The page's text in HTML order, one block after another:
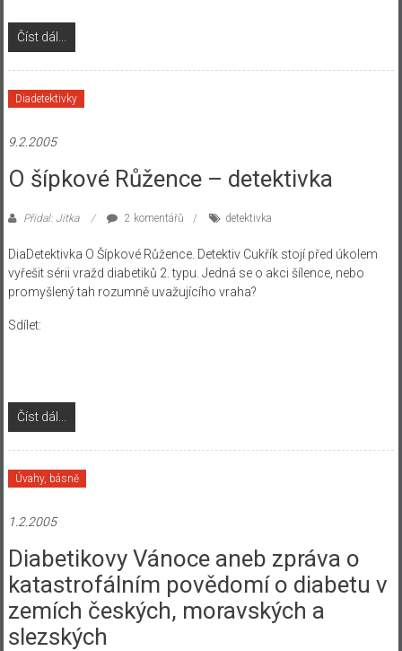
Číst dál...
Diadetektivky
9.2.2005
O šípkové Růžence – detektivka
Přidal: Jitka 2 komentářů detektivka
DiaDetektivka O Šípkové Růžence. Detektiv Cukřík stojí před úkolem
vyřešit sérii vražd diabetiků 2. typu. Jedná se o akci šílence, nebo
promyšlený tah rozumně uvažujícího vraha?
Sdílet:
Číst dál...
Úvahy, básně
1.2.2005
Diabetikovy Vánoce aneb zpráva o
katastrofálním povědomí o diabetu v
zemích českých, moravských a
slezských